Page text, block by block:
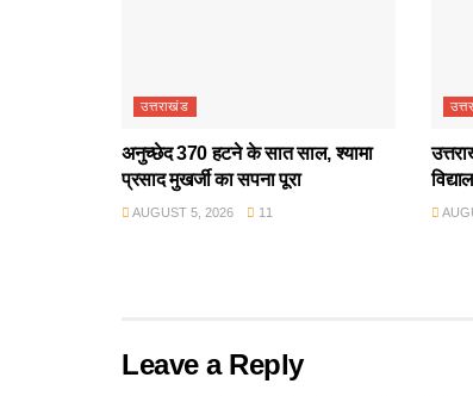
उत्तराखंड
अनुच्छेद 370 हटने के सात साल, श्यामा
प्रसाद मुखर्जी का सपना पूरा
AUGUST 5, 2026 11
Leave a Reply